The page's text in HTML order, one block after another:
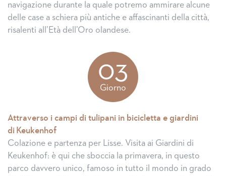
navigazione durante la quale potremo ammirare alcune
delle case a schiera più antiche e affascinanti della città,
risalenti all’Età dell’Oro olandese.
03
Giorno
Attraverso i campi di tulipani in bicicletta e giardini
di Keukenhof
Colazione e partenza per Lisse. Visita ai Giardini di
Keukenhof: è qui che sboccia la primavera, in questo
parco davvero unico, famoso in tutto il mondo in grado